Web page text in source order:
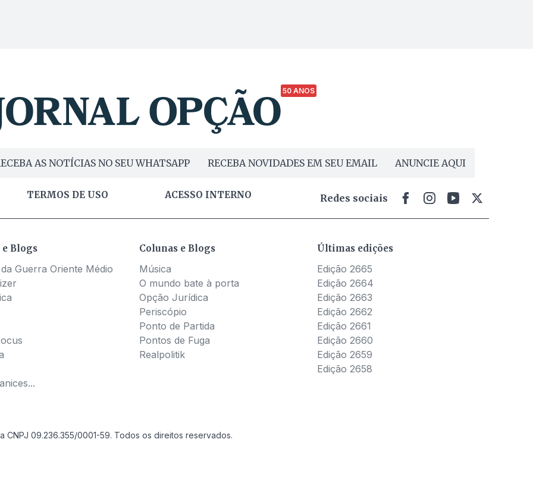
50 ANOS
AS NOTÍCIAS NO SEU WHATSAPP RECEBA NOVIDADES EM SEU EMAIL ANUNCIE AQUI
TERMOS DE USO ACESSO INTERNO Redes sociais
e Blogs
Guerra Oriente Médio
Colunas e Blogs
Música
O mundo bate à porta
Opção Jurídica
Periscópio
Ponto de Partida
Pontos de Fuga
Realpolitik
Últimas edições
Edição 2665
Edição 2664
Edição 2663
Edição 2662
Edição 2661
Edição 2660
Edição 2659
Edição 2658
09.236.355/0001-59. Todos os direitos reservados.